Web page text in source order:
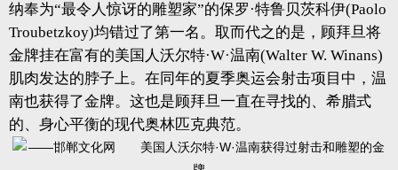
纳奉为“最令人惊讶的雕塑家”的保罗·特鲁贝茨科伊(Paolo
Troubetzkoy)均错过了第一名。取而代之的是，顾拜旦将
金牌挂在富有的美国人沃尔特·W·温南(Walter W. Winans)
肌肉发达的脖子上。在同年的夏季奥运会射击项目中，温
南也获得了金牌。这也是顾拜旦一直在寻找的、希腊式
的、身心平衡的现代奥林匹克典范。